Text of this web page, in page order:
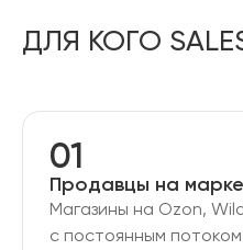
ДЛЯ КОГО
01
Продавцы на
Магазины на Ozon,
с постоянным